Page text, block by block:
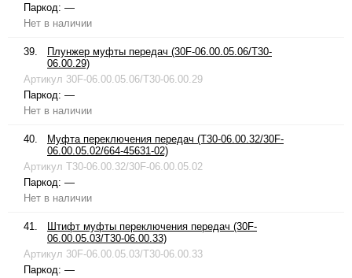
Паркод: —
Нет в наличии
39.
Плунжер муфты передач (30F-06.00.05.06/T30-
06.00.29)
Артикул 30F-06.00.05.06/T30-06.00.29
Паркод: —
Нет в наличии
40.
Муфта переключения передач (T30-06.00.32/30F-
06.00.05.02/664-45631-02)
Артикул T30-06.00.32/30F-06.00.05.02
Паркод: —
Нет в наличии
41.
Штифт муфты переключения передач (30F-
06.00.05.03/T30-06.00.33)
Артикул 30F-06.00.05.03/T30-06.00.33
Паркод: —